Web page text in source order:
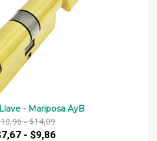
- Mariposa AyB
-$14,09
- $9,86